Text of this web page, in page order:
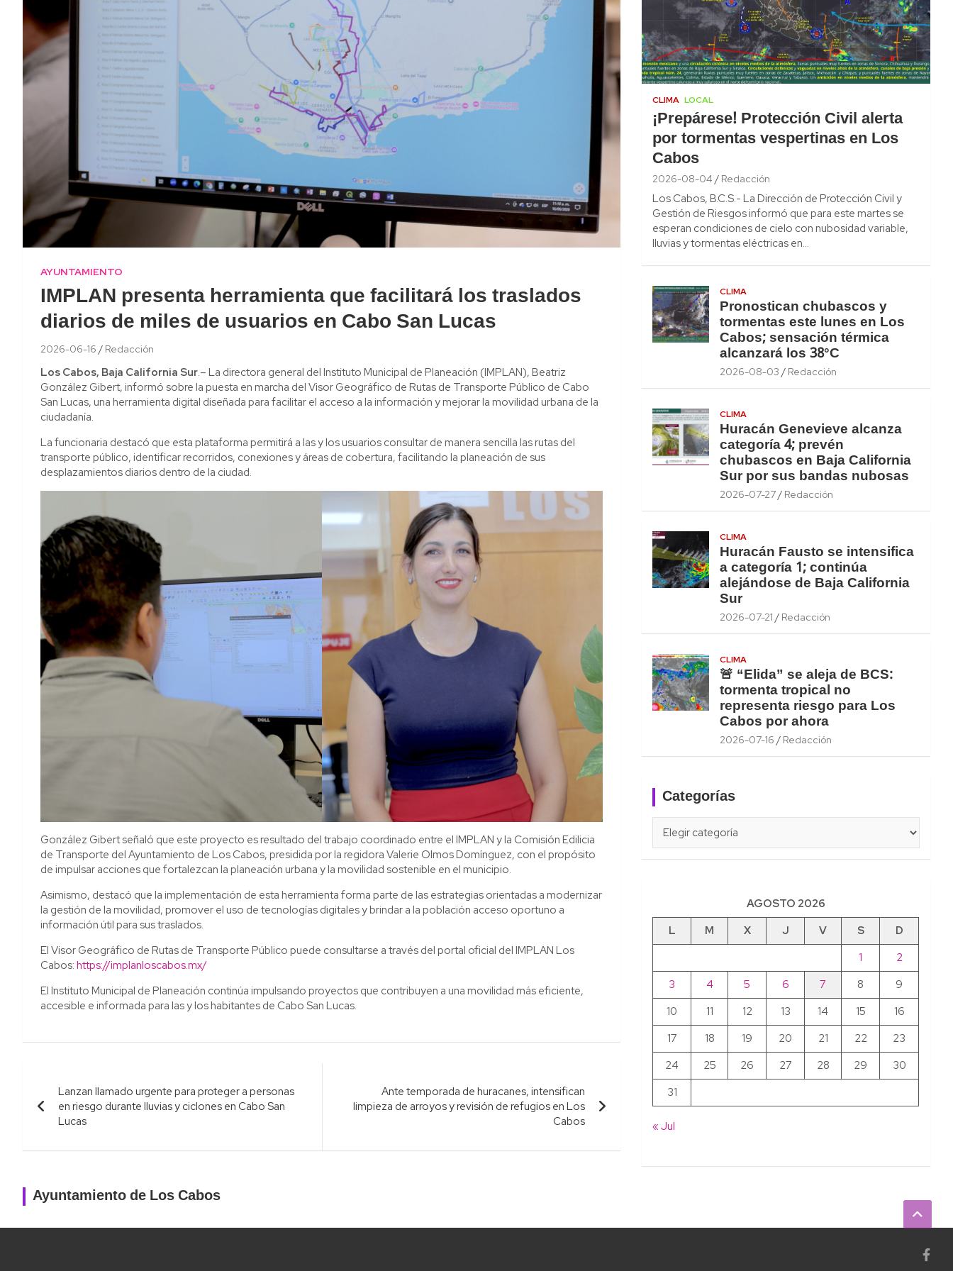
AYUNTAMIENTO
IMPLAN presenta herramienta que facilitará los traslados
diarios de miles de usuarios en Cabo San Lucas
2026-06-16 Redacción
Los Cabos, Baja California Sur.– La directora general del Instituto Municipal de Planeación (IMPLAN), Beatriz
González Gibert, informó sobre la puesta en marcha del Visor Geográfico de Rutas de Transporte Público de Cabo
San Lucas, una herramienta digital diseñada para facilitar el acceso a la información y mejorar la movilidad urbana de la
ciudadanía.
La funcionaria destacó que esta plataforma permitirá a las y los usuarios consultar de manera sencilla las rutas del
transporte público, identificar recorridos, conexiones y áreas de cobertura, facilitando la planeación de sus
desplazamientos diarios dentro de la ciudad.
González Gibert señaló que este proyecto es resultado del trabajo coordinado entre el IMPLAN y la Comisión Edilicia
de Transporte del Ayuntamiento de Los Cabos, presidida por la regidora Valerie Olmos Domínguez, con el propósito
de impulsar acciones que fortalezcan la planeación urbana y la movilidad sostenible en el municipio.
Asimismo, destacó que la implementación de esta herramienta forma parte de las estrategias orientadas a modernizar
la gestión de la movilidad, promover el uso de tecnologías digitales y brindar a la población acceso oportuno a
información útil para sus traslados.
El Visor Geográfico de Rutas de Transporte Público puede consultarse a través del portal oficial del IMPLAN Los
Cabos: https://implanloscabos.mx/
El Instituto Municipal de Planeación continúa impulsando proyectos que contribuyen a una movilidad más eficiente,
accesible e informada para las y los habitantes de Cabo San Lucas.
Navegación
de
entradas
Lanzan llamado urgente para proteger a personas
en riesgo durante lluvias y ciclones en Cabo San
Lucas
Ante temporada de huracanes, intensifican
limpieza de arroyos y revisión de refugios en Los
Cabos
CLIMA LOCAL
¡Prepárese! Protección Civil alerta
por tormentas vespertinas en Los
Cabos
2026-08-04 Redacción
Los Cabos, B.C.S.- La Dirección de Protección Civil y
Gestión de Riesgos informó que para este martes se
esperan condiciones de cielo con nubosidad variable,
lluvias y tormentas eléctricas en…
CLIMA
Pronostican chubascos y
tormentas este lunes en Los
Cabos; sensación térmica
alcanzará los 38°C
2026-08-03 Redacción
CLIMA
Huracán Genevieve alcanza
categoría 4; prevén
chubascos en Baja California
Sur por sus bandas nubosas
2026-07-27 Redacción
CLIMA
Huracán Fausto se intensifica
a categoría 1; continúa
alejándose de Baja California
Sur
2026-07-21 Redacción
CLIMA
🚨 “Elida” se aleja de BCS:
tormenta tropical no
representa riesgo para Los
Cabos por ahora
2026-07-16 Redacción
Categorías
AGOSTO 2026
L
M X J V S
D
1
2
3
4 5 6 7 8
9
10
11 12 13 14 15
16
17
18 19 20 21 22
23
24
25 26 27 28 29
30
31
« Jul
Ayuntamiento de Los Cabos